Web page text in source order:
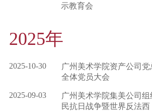
示教育会
2025年
2025-10-30
广州美术学院资产公司
全体党员大会
2025-09-03
广州美术学院集美公司
民抗日战争暨世界反法西